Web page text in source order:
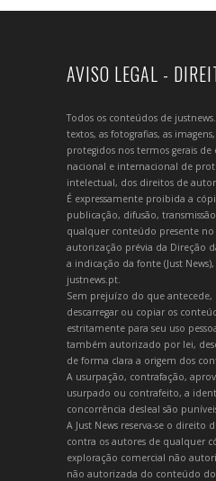
AVISO LEGAL -
Todos os conteúdos de
textos, as fotografias, as
protegidos nos termos gerais
nacional e internacional de
intelectual, dos direitos de
É expressamente proibida a
publicação, difusão,
qualquer conteúdo presente no
autorização prévia da Direção
a indicação da fonte (Just
justnews.pt.
Sem prejuízo do que
descarregar ou copiar os
estritamente para seu uso
também autorizado por lei,
de forma clara a origem dos
A usurpação, contrafação,
usurpado ou contrafeito, a
concorrência desleal são
A Just News reserva-se o direito
contra os autores de qualquer
exploração comercial não
não autorizada do conteúdo